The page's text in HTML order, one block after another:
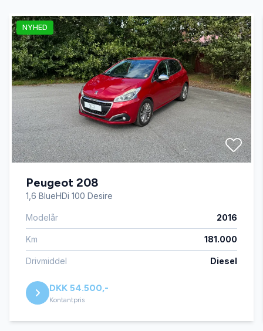
AUX tilslutning
bagagerumsdækken
centrallås
dellæder
dæktryksmåler
el-spejle med varme
ESP
fartpilot
NYHED
Peugeot 208
1,6 BlueHDi 100 Desire
Modelår 2016
Km 181.000
Drivmiddel Diesel
DKK 54.500,-
Kontantpris